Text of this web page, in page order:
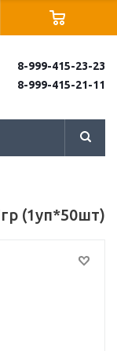
8-999-415-23-23
8-999-415-21-11
(1уп*50шт)